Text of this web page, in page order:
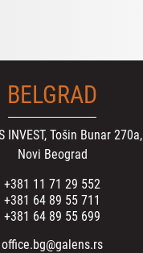
BELGRAD
INVEST, Tošin Bunar 270a,
Novi Beograd
+381 11 71 29 552
+381 64 89 55 711
+381 64 89 55 699
office.bg@galens.rs